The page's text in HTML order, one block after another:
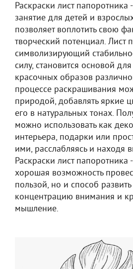
Раскраски лист папоротника
занятие для детей и
позволяет воплотить свою
творческий потенциал. Лист
символизирующий
силу, становится основой
красочных образов
процессе раскрашивания
природой, добавлять яркие
его в натуральных тонах.
можно использовать как
интерьера, подарки или
ими, расслабляясь и находя
Раскраски лист папоротника
хорошая возможность
пользой, но и способ
концентрацию внимания и
мышление.